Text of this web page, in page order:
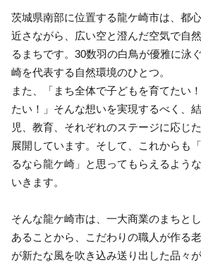
茨城県南部に位置する龍ケ崎市は、都
近さながら、広い空と澄んだ空気で自
るまちです。30数羽の白鳥が優雅に泳
崎を代表する自然環境のひとつ。
また、「まち全体で子どもを育てたい
たい！」そんな想いを実現するべく、
児、教育、それぞれのステージに応じ
展開しています。そして、これからも
るなら龍ケ崎」と思ってもらえるよう
いきます。
そんな龍ケ崎市は、一大商業のまちと
あることから、こだわりの職人が作る
が新たな風を吹き込み送り出した品々